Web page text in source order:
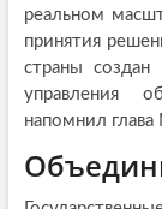
реальном
принятия
страны
управления
напомнил